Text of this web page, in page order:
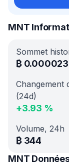
MNT
Sommet
₿
Changement
(24d)
+3.93 %
Volume, 24h
₿ 344
MNT